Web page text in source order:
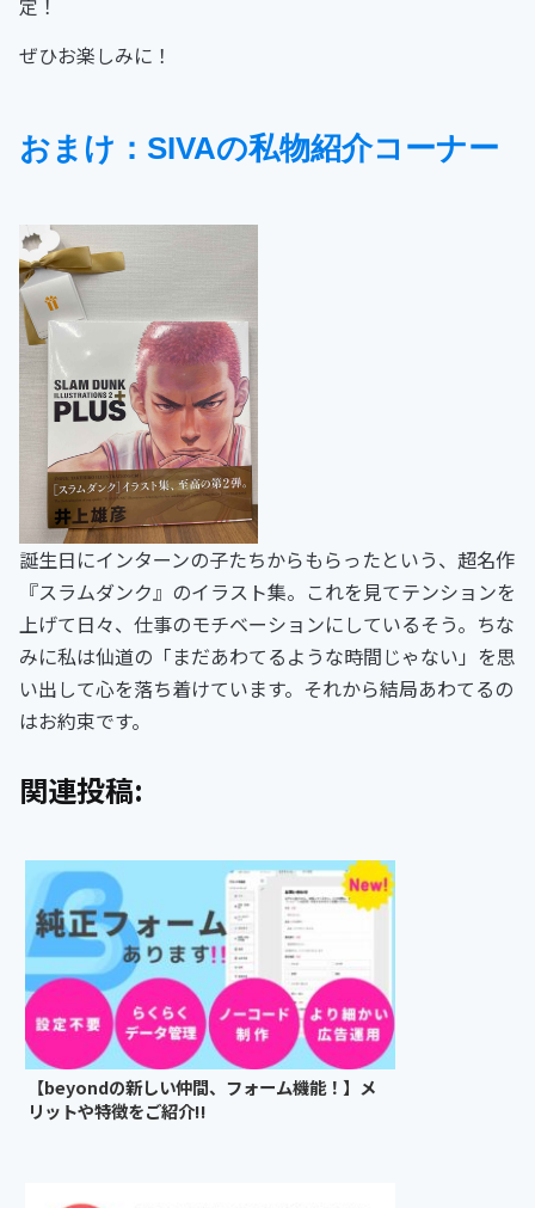
定！
ぜひお楽しみに！
おまけ：SIVAの私物紹介コーナー
誕生日にインターンの子たちからもらったという、超名作
『スラムダンク』のイラスト集。これを見てテンションを
上げて日々、仕事のモチベーションにしているそう。ちな
みに私は仙道の「まだあわてるような時間じゃない」を思
い出して心を落ち着けています。それから結局あわてるの
はお約束です。
関連投稿:
【beyondの新しい仲間、フォーム機能！】メ
リットや特徴をご紹介!!